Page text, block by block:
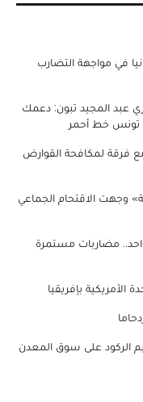
في مواجهة التضارب
عبد المجيد تبون: دعمك
تونس خط أحمر
فرقة لمكافحة القوارض
وجهت الاقتحام الجماعي
مضاربات مستمرة
الأمريكية بإفريقيا
الركود على سوق المعدن